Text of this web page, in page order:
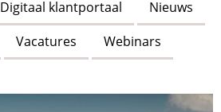
Digitaal klantportaal
Nieuws
Vacatures Webinars